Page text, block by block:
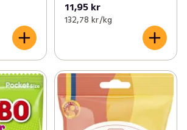
11,95 kr
132,78 kr /kg